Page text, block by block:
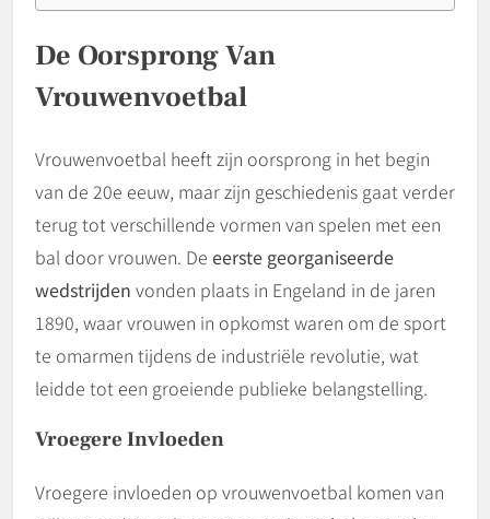
De Oorsprong Van
Vrouwenvoetbal
Vrouwenvoetbal heeft zijn oorsprong in het begin
van de 20e eeuw, maar zijn geschiedenis gaat verder
terug tot verschillende vormen van spelen met een
bal door vrouwen. De eerste georganiseerde
wedstrijden vonden plaats in Engeland in de jaren
1890, waar vrouwen in opkomst waren om de sport
te omarmen tijdens de industriële revolutie, wat
leidde tot een groeiende publieke belangstelling.
Vroegere Invloeden
Vroegere invloeden op vrouwenvoetbal komen van